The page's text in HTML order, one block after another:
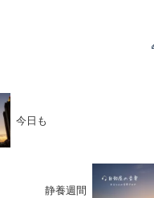
今日も
静養週間